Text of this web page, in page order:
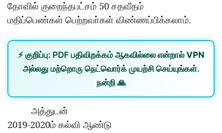
தோவில் குறைந்தபட்சம் 50 சதவீதம்
மதிப்பெண்கள் பெற்றவா்கள் விண்ணப்பிக்கலாம்.
⚡ குறிப்பு: PDF பதிவிறக்கம் ஆகவில்லை என்றால் VPN
அல்லது மற்றொரு நெட்வொர்க்முயற்சி செய்யுங்கள்.
நன்றி 🙏
அத்துடன்
2019-2020ம் கல்வி ஆண்டு